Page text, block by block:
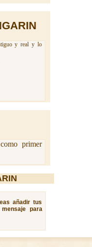
y real y lo
primer
añadir tus
para